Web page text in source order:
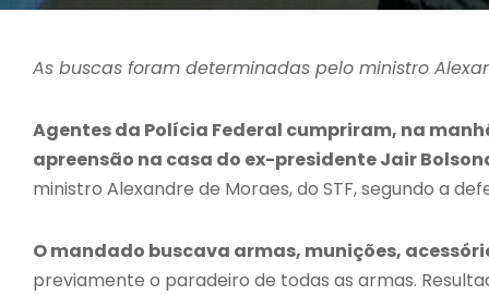
As buscas foram determinadas pelo ministro
Agentes da Polícia Federal cumpriram, na
apreensão na casa do ex-presidente Jair
ministro Alexandre de Moraes, do STF, segundo a
O mandado buscava armas, munições,
previamente o paradeiro de todas as armas.